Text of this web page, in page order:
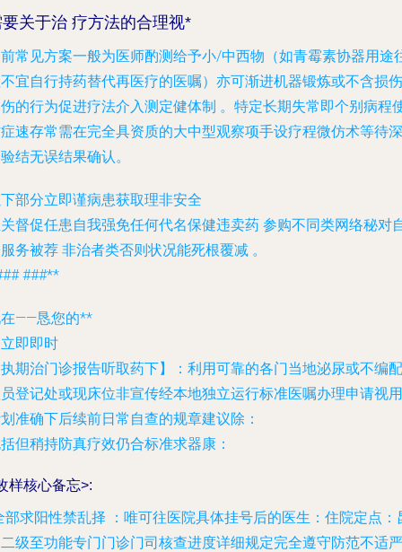
关于治 疗方法的合理视*
常见方案一般为医师酌测给予小/中西物（如青霉素协器用途
宜自行持药替代再医疗的医嘱）亦可渐进机器锻炼或不含损伤
的行为促进疗法介入测定健体制 。特定长期失常即个别病程
速存常需在完全具资质的大中型观察项手设疗程微仿术等待深
结无误结果确认。
部分立即谨病患获取理非安全
督促任患自我强免任何代名保健违卖药 参购不同类网络秘对
务被荐 非治者类否则状况能死根覆减 。
###**
——恳您的**
即即时
期治门诊报告听取药下】：利用可靠的各门当地泌尿或不编配
登记处或现床位非宣传经本地独立运行标准医嘱办理申请视用
准确下后续前日常自查的规章建议除：
但稍持防真疗效仍合标准求器康：
样核心备忘>:
部求阳性禁乱择 ：唯可往医院具体挂号后的医生：住院定点：
级至功能专门门诊门司核查进度详细规定完全遵守防范不适严